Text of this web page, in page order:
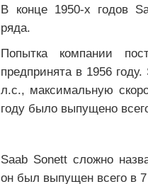
В конце 1950-х годов
ряда.
Попытка компании
предпринята в 1956
л.с., максимальную
году было выпущено
Saab Sonett сложно
он был выпущен всего в